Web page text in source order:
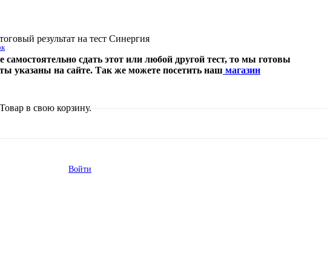
Товар в свою корзину.
Войти
результат на тест Синергия
сдать этот или любой другой тест, то мы готовы
указаны на сайте. Так же можете посетить наш магазин